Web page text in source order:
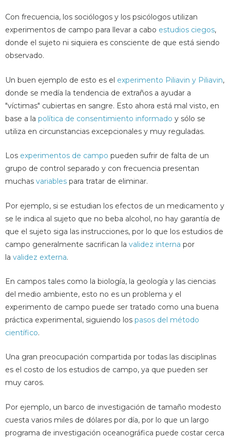
Con frecuencia, los sociólogos y los psicólogos utilizan
experimentos de campo para llevar a cabo estudios ciegos,
donde el sujeto ni siquiera es consciente de que está siendo
observado.
Un buen ejemplo de esto es el experimento Piliavin y Piliavin,
donde se medía la tendencia de extraños a ayudar a
"víctimas" cubiertas en sangre. Esto ahora está mal visto, en
base a la política de consentimiento informado y sólo se
utiliza en circunstancias excepcionales y muy reguladas.
Los experimentos de campo pueden sufrir de falta de un
grupo de control separado y con frecuencia presentan
muchas variables para tratar de eliminar.
Por ejemplo, si se estudian los efectos de un medicamento y
se le indica al sujeto que no beba alcohol, no hay garantía de
que el sujeto siga las instrucciones, por lo que los estudios de
campo generalmente sacrifican la validez interna por
la validez externa.
En campos tales como la biología, la geología y las ciencias
del medio ambiente, esto no es un problema y el
experimento de campo puede ser tratado como una buena
práctica experimental, siguiendo los pasos del método
científico.
Una gran preocupación compartida por todas las disciplinas
es el costo de los estudios de campo, ya que pueden ser
muy caros.
Por ejemplo, un barco de investigación de tamaño modesto
cuesta varios miles de dólares por día, por lo que un largo
programa de investigación oceanográfica puede costar cerca